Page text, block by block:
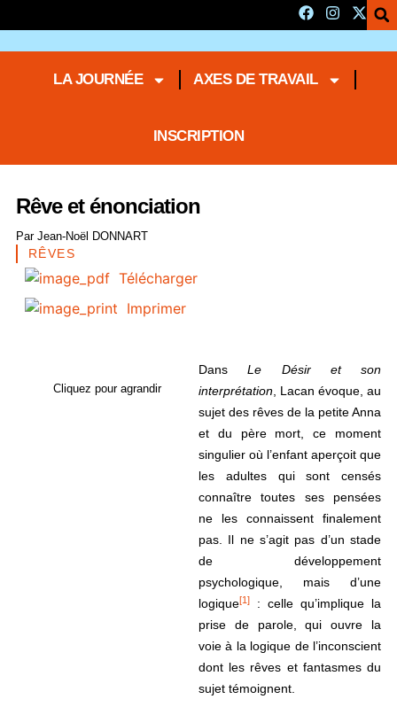
LA JOURNÉE AXES DE TRAVAIL
INSCRIPTION
Rêve et énonciation
Par Jean-Noël DONNART
RÊVES
Télécharger
Imprimer
Cliquez pour agrandir
DansLe Désir et son
interprétation , Lacan évoque, au
sujet des rêves de la petite Anna
et du père mort, ce moment
singulier où l’enfant aperçoit que
les adultes qui sont censés
connaître toutes ses pensées
ne les connaissent finalement
pas. Il ne s’agit pas d’un stade
de développement
psychologique, mais d’une
logique[1]
: celle qu’implique la
prise de parole, qui ouvre la
voie à la logique de l’inconscient
dont les rêves et fantasmes du
sujet témoignent.